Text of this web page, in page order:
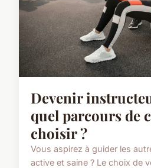
Devenir
quel parcours de
choisir ?
Vous aspirez à guider les
active et saine ? Le choix de